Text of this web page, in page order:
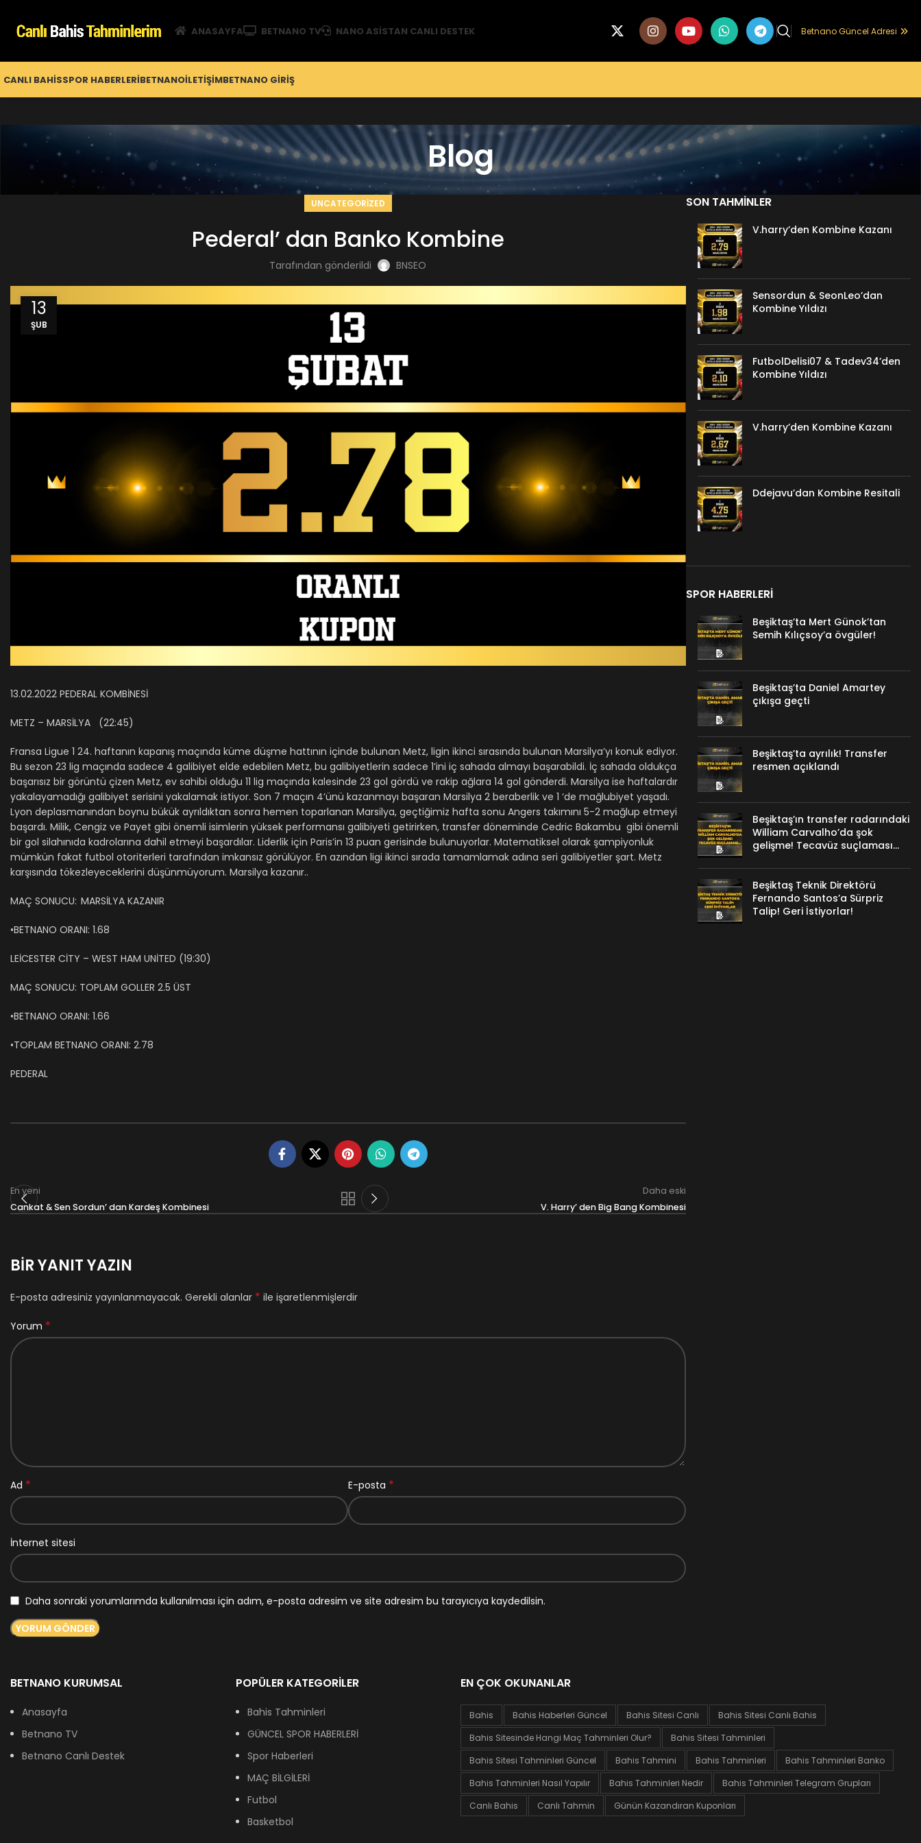
ANASAYFA BETNANO TV NANO ASISTAN CANLI DESTEK Betnano Güncel Adresi
CANLI BAHISSPOR HABERLERIBETNANOİLETIŞIMBETNANO GİRIŞ
Blog
UNCATEGORIZED
Pederal’ dan Banko Kombine
Tarafından gönderildi BNSEO
13
ŞUB
13.02.2022 PEDERAL KOMBİNESİ
METZ – MARSİLYA (22:45)
Fransa Ligue 1 24. haftanın kapanış maçında küme düşme hattının içinde bulunan Metz, ligin ikinci sırasında bulunan Marsilya’yı konuk ediyor.
Bu sezon 23 lig maçında sadece 4 galibiyet elde edebilen Metz, bu galibiyetlerin sadece 1’ini iç sahada almayı başarabildi. İç sahada oldukça
başarısız bir görüntü çizen Metz, ev sahibi olduğu 11 lig maçında kalesinde 23 gol gördü ve rakip ağlara 14 gol gönderdi. Marsilya ise haftalardır
yakalayamadığı galibiyet serisini yakalamak istiyor. Son 7 maçın 4’ünü kazanmayı başaran Marsilya 2 beraberlik ve 1 ‘de mağlubiyet yaşadı.
Lyon deplasmanından boynu bükük ayrıldıktan sonra hemen toparlanan Marsilya, geçtiğimiz hafta sonu Angers takımını 5-2 mağlup etmeyi
başardı. Milik, Cengiz ve Payet gibi önemli isimlerin yüksek performansı galibiyeti getirirken, transfer döneminde Cedric Bakambu gibi önemli
bir gol silahınıda kadrolarına dahil etmeyi başardılar. Liderlik için Paris’in 13 puan gerisinde bulunuyorlar. Matematiksel olarak şampiyonluk
mümkün fakat futbol otoriterleri tarafından imkansız görülüyor. En azından ligi ikinci sırada tamamlamak adına seri galibiyetler şart. Metz
karşısında tökezleyeceklerini düşünmüyorum. Marsilya kazanır..
MAÇ SONUCU: MARSİLYA KAZANIR
•BETNANO ORANI: 1.68
LEİCESTER CİTY – WEST HAM UNİTED (19:30)
MAÇ SONUCU: TOPLAM GOLLER 2.5 ÜST
•BETNANO ORANI: 1.66
•TOPLAM BETNANO ORANI: 2.78
PEDERAL
En yeni
Cankat & Sen Sordun’ dan Kardeş Kombinesi
Daha eski
V. Harry’ den Big Bang Kombinesi
BIR YANIT YAZIN
E-posta adresiniz yayınlanmayacak. Gerekli alanlar * ile işaretlenmişlerdir
Yorum *
Ad * E-posta *
İnternet sitesi
Daha sonraki yorumlarımda kullanılması için adım, e-posta adresim ve site adresim bu tarayıcıya kaydedilsin.
SON TAHMINLER
V.harry’den Kombine Kazanı
Sensordun & SeonLeo’dan
Kombine Yıldızı
FutbolDelisi07 & Tadev34’den
Kombine Yıldızı
V.harry’den Kombine Kazanı
Ddejavu’dan Kombine Resitali
SPOR HABERLERI
Beşiktaş’ta Mert Günok’tan
Semih Kılıçsoy’a övgüler!
Beşiktaş’ta Daniel Amartey
çıkışa geçti
Beşiktaş’ta ayrılık! Transfer
resmen açıklandı
Beşiktaş’ın transfer radarındaki
William Carvalho’da şok
gelişme! Tecavüz suçlaması…
Beşiktaş Teknik Direktörü
Fernando Santos’a Sürpriz
Talip! Geri İstiyorlar!
BETNANO KURUMSAL
Anasayfa
Betnano TV
Betnano Canlı Destek
POPÜLER KATEGORILER
Bahis Tahminleri
GÜNCEL SPOR HABERLERİ
Spor Haberleri
MAÇ BİLGİLERİ
Futbol
Basketbol
EN ÇOK OKUNANLAR
Bahis Bahis Haberleri Güncel Bahis Sitesi Canlı
Bahis Sitesi Canlı Bahis
Bahis Sitesinde Hangi Maç Tahminleri Olur?
Bahis Sitesi Tahminleri
Bahis Sitesi Tahminleri Güncel
Bahis Tahmini Bahis Tahminleri
Bahis Tahminleri Banko
Bahis Tahminleri Nasıl Yapılır
Bahis Tahminleri Nedir
Bahis Tahminleri Telegram Grupları
Canlı Bahis
Canlı Tahmin Günün Kazandıran Kuponları